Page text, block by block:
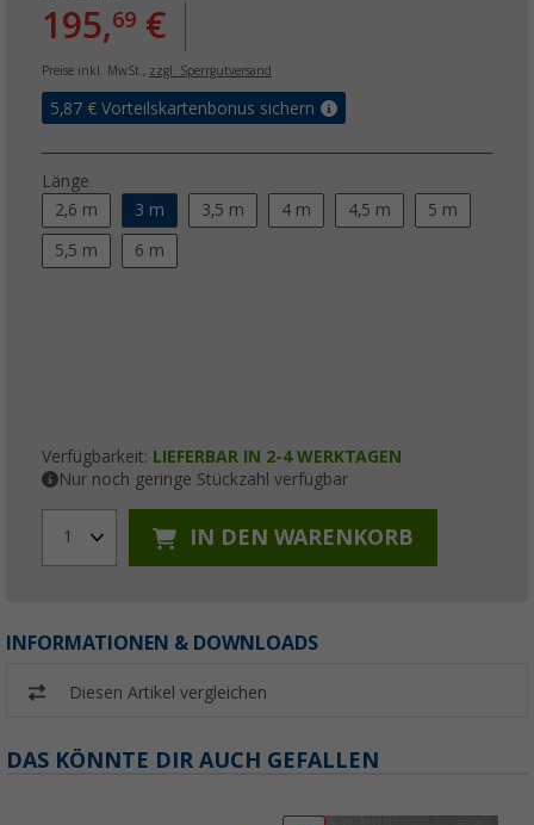
195,69 €
Preise inkl. MwSt., zzgl. Sperrgutversand
5,87 € Vorteilskartenbonus sichern
Länge
2,6 m
3 m 3,5 m 4 m 4,5 m 5 m
5,5 m 6 m
Verfügbarkeit: LIEFERBAR IN 2-4 WERKTAGEN
Nur noch geringe Stückzahl verfügbar
1 IN DEN WARENKORB
INFORMATIONEN & DOWNLOADS
Diesen Artikel vergleichen
DAS KÖNNTE DIR AUCH GEFALLEN